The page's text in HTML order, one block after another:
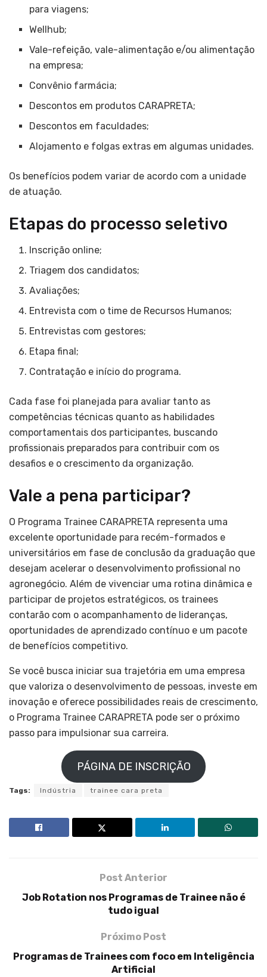
para viagens;
Wellhub;
Vale-refeição, vale-alimentação e/ou alimentação
na empresa;
Convênio farmácia;
Descontos em produtos CARAPRETA;
Descontos em faculdades;
Alojamento e folgas extras em algumas unidades.
Os benefícios podem variar de acordo com a unidade
de atuação.
Etapas do processo seletivo
Inscrição online;
Triagem dos candidatos;
Avaliações;
Entrevista com o time de Recursos Humanos;
Entrevistas com gestores;
Etapa final;
Contratação e início do programa.
Cada fase foi planejada para avaliar tanto as
competências técnicas quanto as habilidades
comportamentais dos participantes, buscando
profissionais preparados para contribuir com os
desafios e o crescimento da organização.
Vale a pena participar?
O Programa Trainee CARAPRETA representa uma
excelente oportunidade para recém-formados e
universitários em fase de conclusão da graduação que
desejam acelerar o desenvolvimento profissional no
agronegócio. Além de vivenciar uma rotina dinâmica e
participar de projetos estratégicos, os trainees
contarão com o acompanhamento de lideranças,
oportunidades de aprendizado contínuo e um pacote
de benefícios competitivo.
Se você busca iniciar sua trajetória em uma empresa
que valoriza o desenvolvimento de pessoas, investe em
inovação e oferece possibilidades reais de crescimento,
o Programa Trainee CARAPRETA pode ser o próximo
passo para impulsionar sua carreira.
PÁGINA DE INSCRIÇÃO
Tags: Indústria trainee cara preta
Post Anterior
Job Rotation nos Programas de Trainee não é
tudo igual
Próximo Post
Programas de Trainees com foco em Inteligência
Artificial